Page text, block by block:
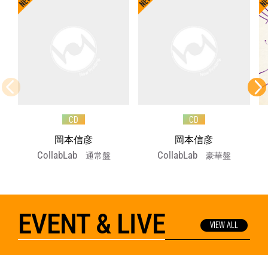
CD
岡本信彦
CollabLab通常盤
CD
岡本信彦
CollabLab豪華盤
EVENT & LIVE VIEW ALL